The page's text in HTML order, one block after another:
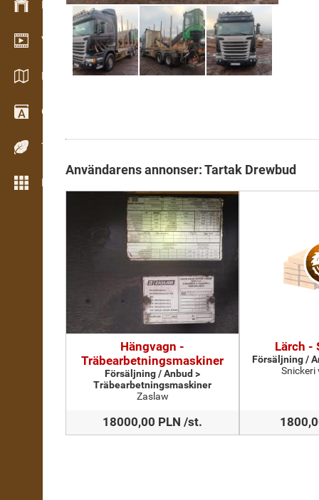
Lagerhantering
Videoshowroom
Kataloger / Broschyrer
Ordbok
Träslag
Fler verktyg
Användarens annonser: Tartak Drewbud
Hängvagn -
Träbearbetningsmaskiner
Försäljning / Anbud >
Träbearbetningsmaskiner
Zaslaw
18000,00 PLN /st.
Lärch -
Försäljning /
Snickeri